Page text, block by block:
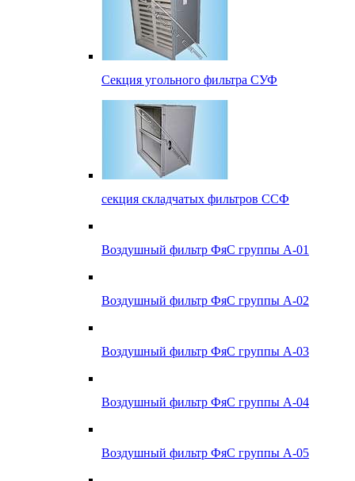
Секция угольного фильтра СУФ
секция складчатых фильтров ССФ
Воздушный фильтр ФяС группы А-01
Воздушный фильтр ФяС группы А-02
Воздушный фильтр ФяС группы А-03
Воздушный фильтр ФяС группы А-04
Воздушный фильтр ФяС группы А-05